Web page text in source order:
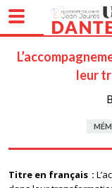
leur
Titre en français